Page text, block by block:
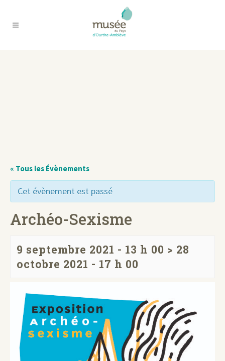
« Tous les Évènements
Cet évènement est passé
Archéo-Sexisme
9 septembre 2021 - 13 h 00 > 28
octobre 2021 - 17 h 00